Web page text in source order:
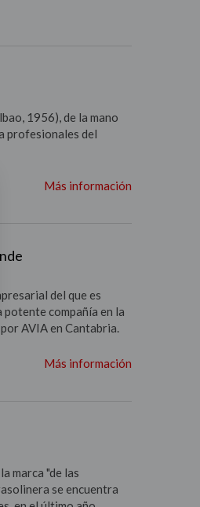
1956), de la mano
profesionales del
Más información
del que es
potente compañía en la
AVIA en Cantabria.
Más información
marca "de las
se encuentra